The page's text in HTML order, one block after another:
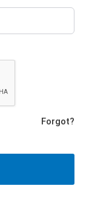
Forgot?